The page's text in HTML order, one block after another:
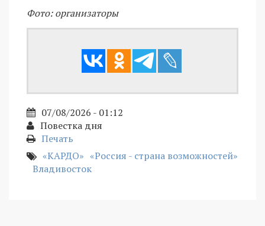
Фото: организаторы
07/08/2026 - 01:12
Повестка дня
Печать
«КАРДО» «Россия - страна возможностей»
Владивосток